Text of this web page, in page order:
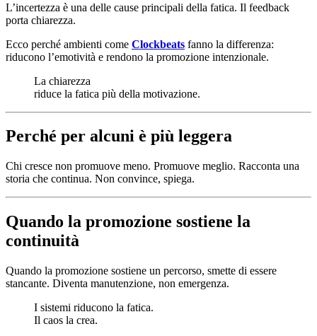
L’incertezza è una delle cause principali della fatica. Il feedback
porta chiarezza.
Ecco perché ambienti come Clockbeats fanno la differenza:
riducono l’emotività e rendono la promozione intenzionale.
La chiarezza
riduce la fatica più della motivazione.
Perché per alcuni è più leggera
Chi cresce non promuove meno. Promuove meglio. Racconta una
storia che continua. Non convince, spiega.
Quando la promozione sostiene la
continuità
Quando la promozione sostiene un percorso, smette di essere
stancante. Diventa manutenzione, non emergenza.
I sistemi riducono la fatica.
Il caos la crea.